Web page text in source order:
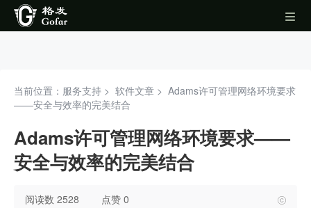
当前位置：服务支持 > 软件文章 > Adams许可管理网络环境要求
——安全与效率的完美结合
Adams许可管理网络环境要求——
安全与效率的完美结合
阅读数 2528 点赞 0